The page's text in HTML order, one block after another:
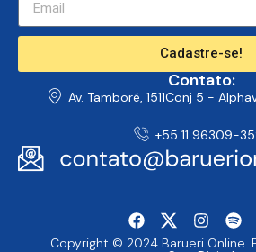
Cadastre-se!
Contato:
Av. Tamboré, 1511Conj 5 -
+55 11 96309-
Copyright © 2024 Barueri